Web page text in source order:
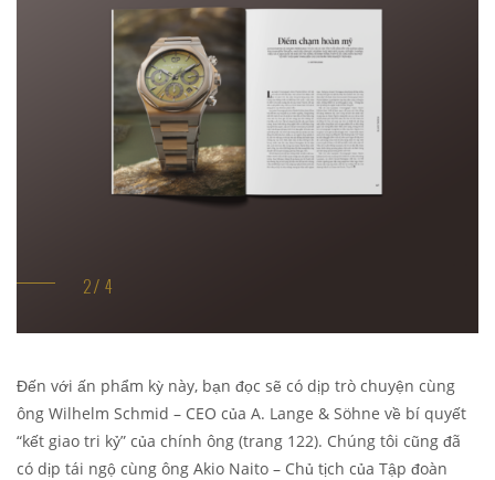
Đến với ấn phẩm kỳ này, bạn đọc sẽ có dịp trò chuyện cùng
ông Wilhelm Schmid – CEO của A. Lange & Söhne về bí quyết
“kết giao tri kỷ” của chính ông (trang 122). Chúng tôi cũng đã
có dịp tái ngộ cùng ông Akio Naito – Chủ tịch của Tập đoàn